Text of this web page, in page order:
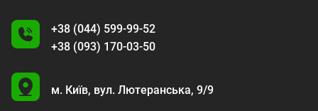
+38 (044) 599-99-52
+38 (093) 170-03-50
U
м. Київ, вул. Лютеранська, 9/9